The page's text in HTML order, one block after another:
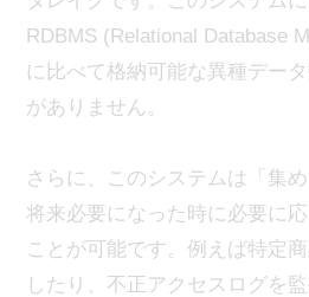
RDBMS (Relational Database
に比べて格納可能な異種デー
がありません。
さらに、このシステムは「集
将来必要になった時に必要に
ことが可能です。例えば特定
したり、不正アクセスログを